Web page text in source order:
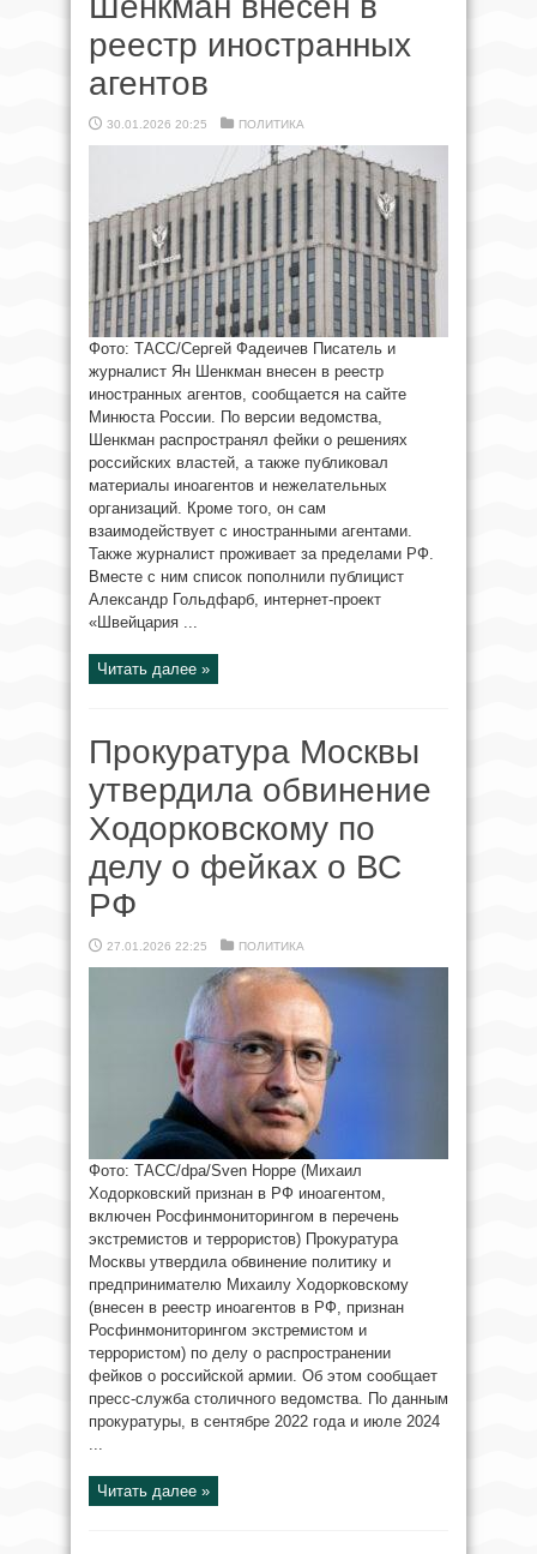
реестр иностранных
агентов
30.01.2026 20:25 ПОЛИТИКА
Фото: ТАСС/Сергей Фадеичев Писатель и
журналист Ян Шенкман внесен в реестр
иностранных агентов, сообщается на сайте
Минюста России. По версии ведомства,
Шенкман распространял фейки о решениях
российских властей, а также публиковал
материалы иноагентов и нежелательных
организаций. Кроме того, он сам
взаимодействует с иностранными агентами.
Также журналист проживает за пределами РФ.
Вместе с ним список пополнили публицист
Александр Гольдфарб, интернет-проект
«Швейцария ...
Читать далее »
Прокуратура Москвы
утвердила обвинение
Ходорковскому по
делу о фейках о ВС
РФ
27.01.2026 22:25 ПОЛИТИКА
Фото: ТАСС/dpa/Sven Hoppe (Михаил
Ходорковский признан в РФ иноагентом,
включен Росфинмониторингом в перечень
экстремистов и террористов) Прокуратура
Москвы утвердила обвинение политику и
предпринимателю Михаилу Ходорковскому
(внесен в реестр иноагентов в РФ, признан
Росфинмониторингом экстремистом и
террористом) по делу о распространении
фейков о российской армии. Об этом сообщает
пресс-служба столичного ведомства. По данным
прокуратуры, в сентябре 2022 года и июле 2024
...
Читать далее »